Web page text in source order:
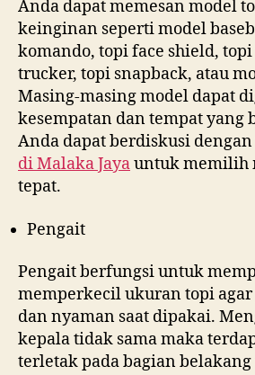
Anda dapat memesan model
keinginan seperti model
komando, topi face shield,
trucker, topi snapback, atau
Masing-masing model dapat
kesempatan dan tempat yang
Anda dapat berdiskusi
diMalaka Jayauntuk memilih
tepat.
Pengait
Pengait berfungsi untuk
memperkecil ukuran topi
dan nyaman saat dipakai.
kepala tidak sama maka
terletak pada bagian